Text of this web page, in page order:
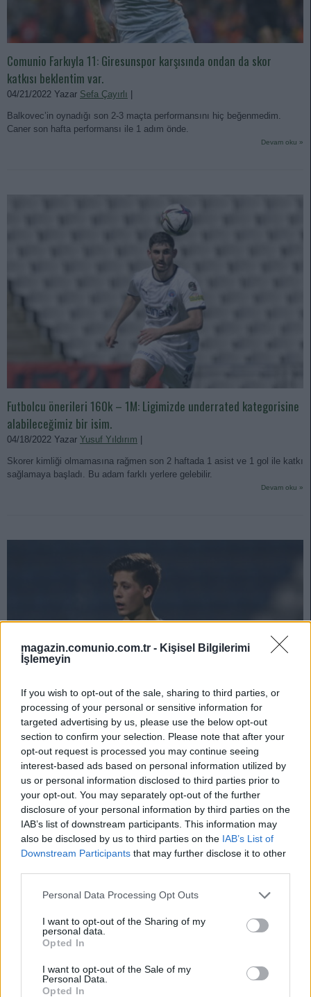
magazin.comunio.com.tr - Kişisel Bilgilerimi
İşlemeyin
If you wish to opt-out of the sale, sharing to third parties, or
processing of your personal or sensitive information for
targeted advertising by us, please use the below opt-out
section to confirm your selection. Please note that after your
opt-out request is processed you may continue seeing
interest-based ads based on personal information utilized by
us or personal information disclosed to third parties prior to
your opt-out. You may separately opt-out of the further
disclosure of your personal information by third parties on the
IAB’s list of downstream participants. This information may
also be disclosed by us to third parties on the IAB’s List of
Downstream Participants that may further disclose it to other
Please note that this website/app uses one or more Google
not limited to your visit or usage behaviour. You may click to
grant or deny consent to Google and its third-party tags to
use your data for below specified purposes in below Google
consent section.
Personal Data Processing Opt Outs
I want to opt-out of the Sharing of my
personal data.
Opted In
I want to opt-out of the Sale of my
Personal Data.
Opted In
Comunio Farkıyla 11: Giresunspor karşısında ondan da skor
katkısı beklentim var.
04/21/2022 Yazar Sefa Çayırlı |
Balkovec’in oynadığı son 2-3 maçta performansını hiç beğenmedim.
Caner son hafta performansı ile 1 adım önde.
Devam oku »
Futbolcu önerileri 160k – 1M: Ligimizde underrated kategorisine
alabileceğimiz bir isim.
04/18/2022 Yazar Yusuf Yıldırım |
Skorer kimliği olmamasına rağmen son 2 haftada 1 asist ve 1 gol ile katkı
sağlamaya başladı. Bu adam farklı yerlere gelebilir.
Devam oku »
Süper Lig’in yontulmamış cevherleri – En genç ve verimli
futbolcular!
03/15/2022 YazarHasan Memiş |
Bu sezon Türk Futbolunda heyecan verici bir dönem yaşanıyor. Bir çok
takımda genç futbolcular kendilerini gösterme imkanına sahip oluyor ve
etkileyici performanslara şahit oluyoruz.